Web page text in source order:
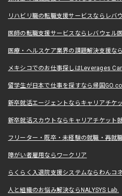
リハビリ職の転職支援サービスならレバ
医師の転職支援サービスならレバウェル
医療・ヘルスケア業界の課題解決支援な
メキシコでのお仕事探しはLeverages
留学生が日本で仕事を探すなら帰国
新卒就活エージェントならキャリアチケ
新卒就活スカウトならキャリアチケット
フリーター・既卒・未経験の就職・再就
障がい者雇用ならワークリア
らくらく入退院支援システムならわんコ
人と組織のお悩み解決ならNALYSYS Lab.